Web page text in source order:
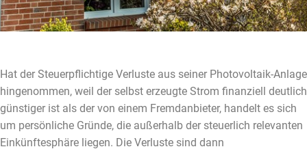
Hat der Steuerpflichtige Verluste aus seiner Photovoltaik-Anlage
hingenommen, weil der selbst erzeugte Strom finanziell deutlich
günstiger ist als der von einem Fremdanbieter, handelt es sich
um persönliche Gründe, die außerhalb der steuerlich relevanten
Einkünftesphäre liegen. Die Verluste sind dann